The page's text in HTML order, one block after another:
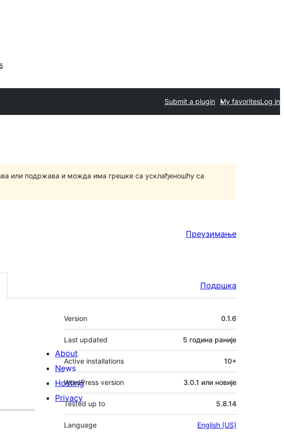
Submit a plugin My favoritesLog in
или подржава и можда има грешке са усклађеношћу са
Преузимање
Подршка
Мета
Version 0.1.6
Last updated 5 година раније
Active installations 10+
WordPress version 3.0.1 или новије
Tested up to 5.8.14
Language English (US)
About
News
Hosting
Privacy